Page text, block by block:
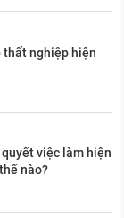
nghiệp hiện
việc làm hiện
nào?